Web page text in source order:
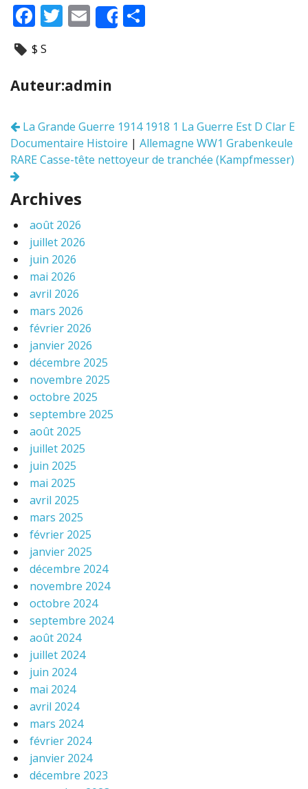
F
ac
e
b
o
k
T
er
E
m
l
Share
$ S
Auteur:admin
Navigation
des
articles
La Grande Guerre 1914 1918 1 La Guerre Est D Clar E
Documentaire Histoire | Allemagne WW1 Grabenkeule
RARE Casse-tête nettoyeur de tranchée (Kampfmesser)
Archives
août 2026
juillet 2026
juin 2026
mai 2026
avril 2026
mars 2026
février 2026
janvier 2026
décembre 2025
novembre 2025
octobre 2025
septembre 2025
août 2025
juillet 2025
juin 2025
mai 2025
avril 2025
mars 2025
février 2025
janvier 2025
décembre 2024
novembre 2024
octobre 2024
septembre 2024
août 2024
juillet 2024
juin 2024
mai 2024
avril 2024
mars 2024
février 2024
janvier 2024
décembre 2023